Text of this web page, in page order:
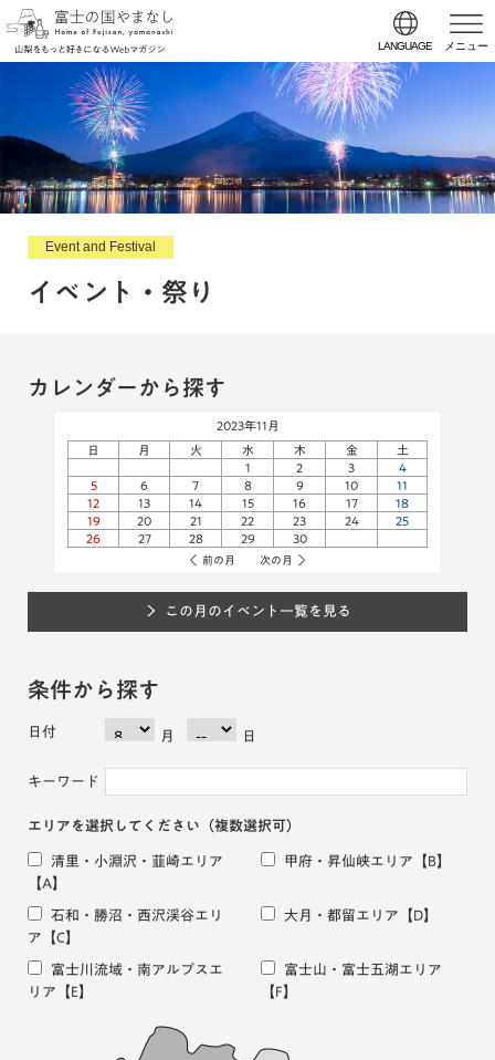
LANGUAGE メニュー
Event and Festival
イベント・祭り
カレンダーから探す
2023年11月
日
月 火 水 木 金
土
1
2 3
4
5
6 7 8 9 10
11
12
13 14 15 16 17
18
19
20 21 22 23 24
25
26
27 28 29 30
前の月 次の月
この月のイベント一覧を見る
条件から探す
日付 月 日
キーワード
エリアを選択してください （複数選択可）
清里・小淵沢・韮崎エリア
【A】
甲府・昇仙峡エリア 【B】
石和・勝沼・西沢渓谷エリ
ア 【C】
大月・都留エリア 【D】
富士川流域・南アルプスエ
リア 【E】
富士山・富士五湖エリア
【F】